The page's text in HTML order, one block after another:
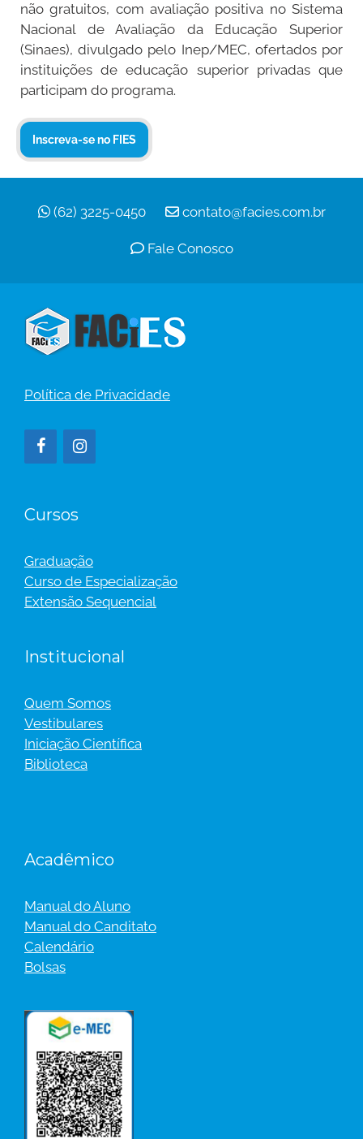
não gratuitos, com avaliação positiva no Sistema
Nacional de Avaliação da Educação Superior
(Sinaes), divulgado pelo Inep/MEC, ofertados por
instituições de educação superior privadas que
participam do programa.
Inscreva-se no FIES
(62) 3225-0450 contato@facies.com.br
Fale Conosco
Política de Privacidade
Cursos
Graduação
Curso de Especialização
Extensão Sequencial
Institucional
Quem Somos
Vestibulares
Iniciação Científica
Biblioteca
Acadêmico
Manual do Aluno
Manual do Canditato
Calendário
Bolsas